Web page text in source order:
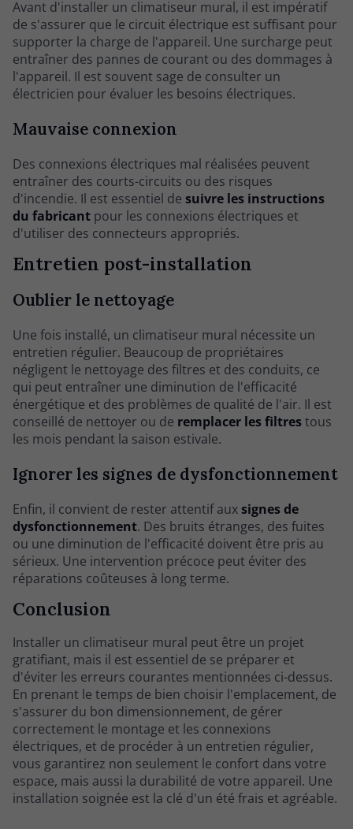
Avant d'installer un climatiseur mural, il est impératif
de s'assurer que le circuit électrique est suffisant pour
supporter la charge de l'appareil. Une surcharge peut
entraîner des pannes de courant ou des dommages à
l'appareil. Il est souvent sage de consulter un
électricien pour évaluer les besoins électriques.
Mauvaise connexion
Des connexions électriques mal réalisées peuvent
entraîner des courts-circuits ou des risques
d'incendie. Il est essentiel de suivre les instructions
du fabricant pour les connexions électriques et
d'utiliser des connecteurs appropriés.
Entretien post-installation
Oublier le nettoyage
Une fois installé, un climatiseur mural nécessite un
entretien régulier. Beaucoup de propriétaires
négligent le nettoyage des filtres et des conduits, ce
qui peut entraîner une diminution de l'efficacité
énergétique et des problèmes de qualité de l'air. Il est
conseillé de nettoyer ou de remplacer les filtrestous
les mois pendant la saison estivale.
Ignorer les signes de dysfonctionnement
Enfin, il convient de rester attentif auxsignes de
dysfonctionnement. Des bruits étranges, des fuites
ou une diminution de l'efficacité doivent être pris au
sérieux. Une intervention précoce peut éviter des
réparations coûteuses à long terme.
Conclusion
Installer un climatiseur mural peut être un projet
gratifiant, mais il est essentiel de se préparer et
d'éviter les erreurs courantes mentionnées ci-dessus.
En prenant le temps de bien choisir l'emplacement, de
s'assurer du bon dimensionnement, de gérer
correctement le montage et les connexions
électriques, et de procéder à un entretien régulier,
vous garantirez non seulement le confort dans votre
espace, mais aussi la durabilité de votre appareil. Une
installation soignée est la clé d'un été frais et agréable.